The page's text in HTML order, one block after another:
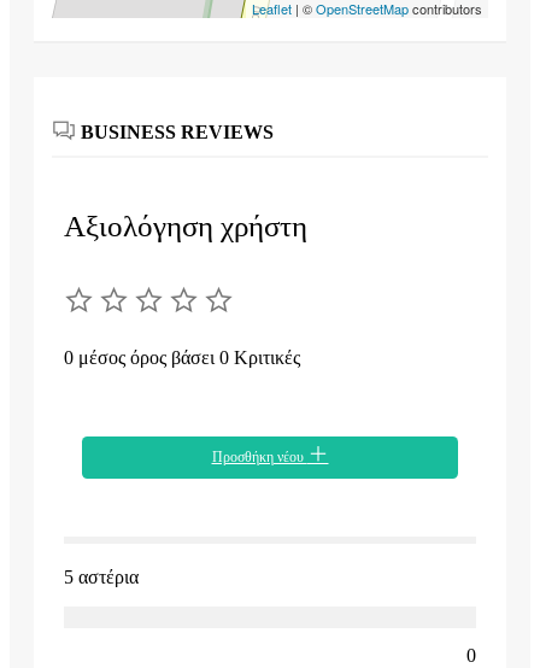
Leaflet | ©OpenStreetMapcontributors
BUSINESS REVIEWS
Αξιολόγηση χρήστη
0 μέσος όρος βάσει 0 Κριτικές
Προσθήκη νέου
5 αστέρια
0